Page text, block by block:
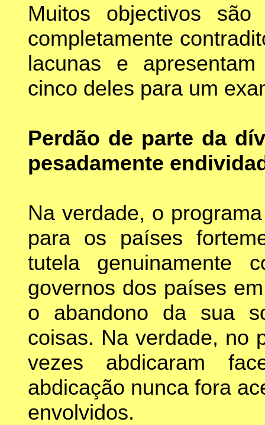
Muitos objectivos
completamente
lacunas e apresentam
cinco deles para um
Perdão de parte da
pesadamente
Na verdade, o
para os países
tutela genuinamente
governos dos países
o abandono da sua
coisas. Na verdade, no
vezes abdicaram
abdicação nunca fora
envolvidos.